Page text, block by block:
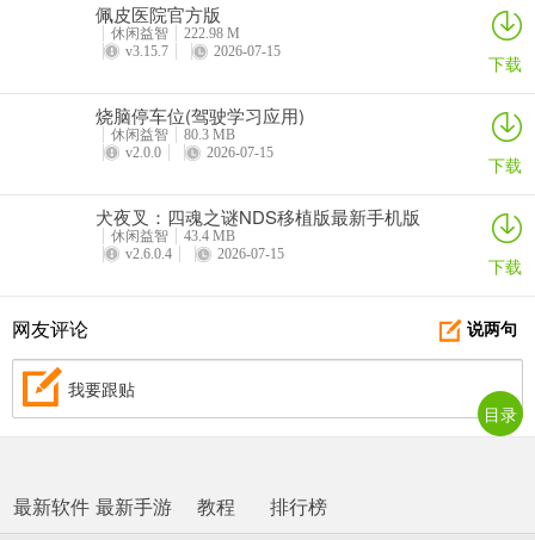
佩皮医院官方版
休闲益智
222.98 M
v3.15.7
2026-07-15 下载
烧脑停车位(驾驶学习应用)
休闲益智
80.3 MB
v2.0.0
2026-07-15 下载
犬夜叉：四魂之谜NDS移植版最新手机版
休闲益智
43.4 MB
v2.6.0.4
2026-07-15 下载
说两句
网友评论
我要跟贴
最新软件 最新手游 教程 排行榜
目录